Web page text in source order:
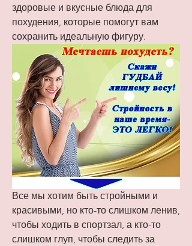
здоровые и вкусные блюда для
похудения, которые помогут вам
сохранить идеальную фигуру.
Все мы хотим быть стройными и
красивыми, но кто-то слишком ленив,
чтобы ходить в спортзал, а кто-то
слишком глуп, чтобы следить за